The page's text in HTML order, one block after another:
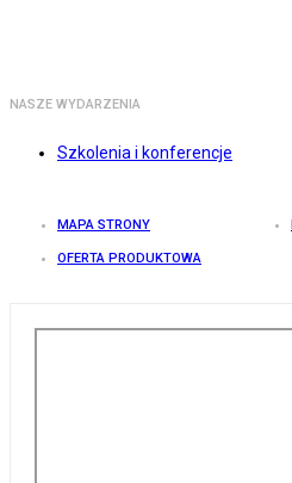
NASZE WYDARZENIA
Szkolenia i konferencje
MAPA STRONY
OFERTA PRODUKTOWA